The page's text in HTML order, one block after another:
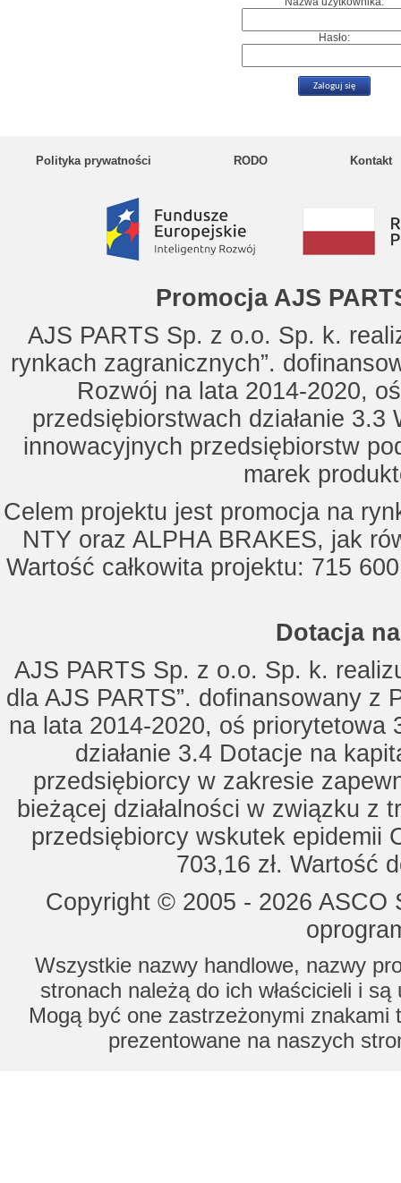
Hasło:
Polityka prywatności RODO Kontakt
Promocja AJS
AJS PARTS Sp. z o.o. Sp. k.
rynkach zagranicznych”.
Rozwój na lata 2014-2020,
przedsiębiorstwach działanie
innowacyjnych przedsiębiorstw
marek
Celem projektu jest promocja na
NTY oraz ALPHA BRAKES, jak
Wartość całkowita projektu: 715
Dotacja
AJS PARTS Sp. z o.o. Sp. k.
dla AJS PARTS”. dofinansowany z
na lata 2014-2020, oś priorytetowa
działanie 3.4 Dotacje na
przedsiębiorcy w zakresie
bieżącej działalności w związku z
przedsiębiorcy wskutek epidemii
703,16 zł. Wartość
Copyright © 2005 - 2026
Wszystkie nazwy handlowe, nazwy
stronach należą do ich właścicieli i
Mogą być one zastrzeżonymi znakami
prezentowane na naszych